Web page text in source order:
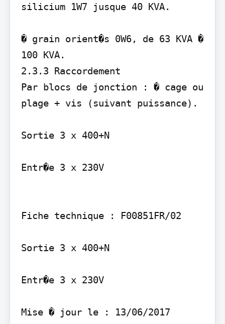
silicium 1W7 jusque 40 KVA.
� grain orient�s 0W6, de 63 KVA �
100 KVA.
2.3.3 Raccordement
Par blocs de jonction : � cage ou
plage + vis (suivant puissance).
Sortie 3 x 400+N
Entr�e 3 x 230V
Fiche technique : F00851FR/02
Sortie 3 x 400+N
Entr�e 3 x 230V